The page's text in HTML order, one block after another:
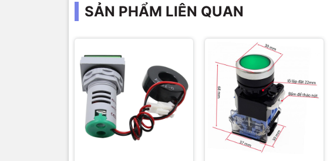
SẢN PHẨM LIÊN QUAN